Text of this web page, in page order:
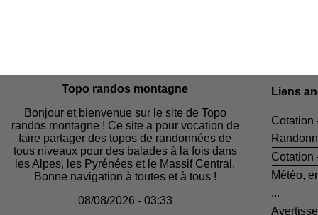
Topo randos montagne
Bonjour et bienvenue sur le site de Topo
randos montagne ! Ce site a pour vocation de
faire partager des topos de randonnées de
tous niveaux pour des balades à la fois dans
les Alpes, les Pyrénées et le Massif Central.
Bonne navigation à toutes et à tous !
08/08/2026 - 03:33
Liens
Cotation
Cotation
Météo,
...